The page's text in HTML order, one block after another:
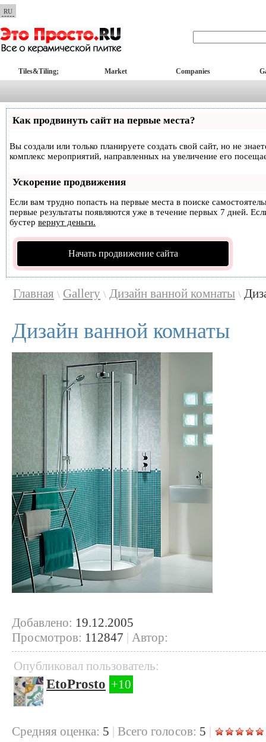
RU
Tiles&Tiling; Market Companies
Как продвинуть сайт на первые места?
Вы создали или только планируете создать свой сайт, но не
комплекс мероприятий, направленных на увеличение его
Ускорение продвижения
Если вам трудно попасть на первые места в поиске
первые результаты появляются уже в течение первых 7 дней.
бустер вернут деньги.
Начать продвижение сайта
Главная \ Gallery \ Дизайн ванной комнаты \
Дизайн ванной комнаты
Добавлено: 19.12.2005
Просмотров: 112847 | Автор:
Опубликовал пользователь:
EtoProsto +10
Cредняя оценка: 5 | Всего голосов: 5 |